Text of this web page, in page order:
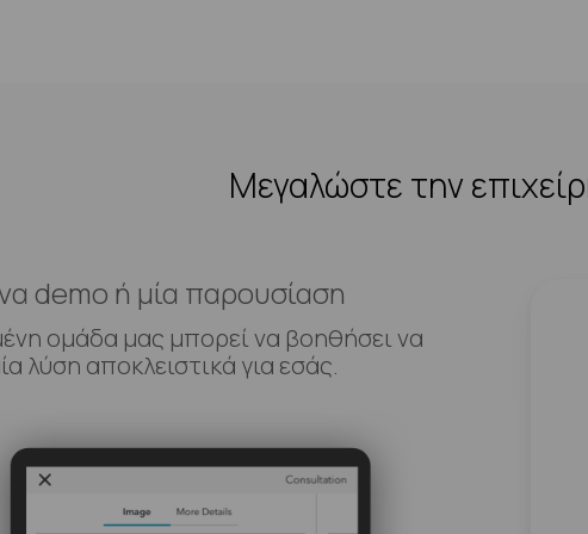
Μεγαλώστε την
demo ή μία παρουσίαση
ομάδα μας μπορεί να βοηθήσει να
λύση αποκλειστικά για εσάς.